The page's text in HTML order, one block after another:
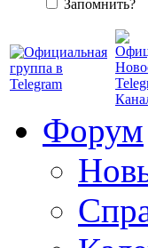
Запомнить?
Форум